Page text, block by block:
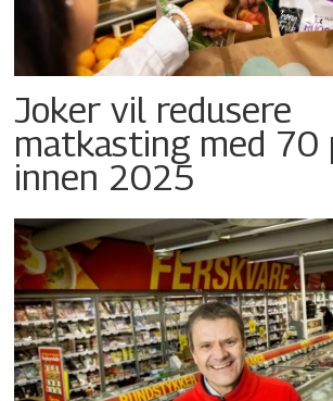
Joker vil redusere
matkasting med 70
innen 2025